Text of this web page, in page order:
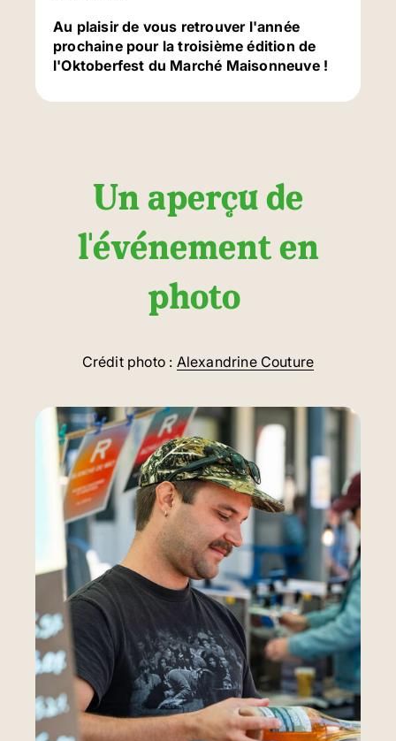
Au plaisir de vous retrouver l'année
prochaine pour la troisième édition de
l'Oktoberfest du Marché Maisonneuve !
Un aperçu de
l'événement en
photo
Crédit photo : Alexandrine Couture